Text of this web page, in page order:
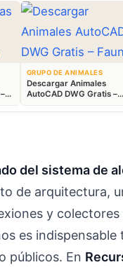
GRUPO DE ANIMALES
Descargar Animales
AutoCAD DWG Gratis –
Fauna 2D CAD
del sistema de
de arquitectura,
y
es
públicos. En